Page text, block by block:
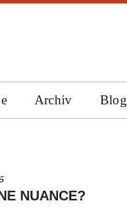
Archiv Blog
NUANCE?